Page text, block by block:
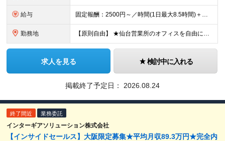
給与 固定報酬：2500円～／時間(1日最大8.5時間)＋高額インセンティブ ※上記の固定報酬時間額にインセンティブ（下記参照）が加算されます ※試用期間はございません 毎月25日締め（前月26日からカウ
勤務地 【原則自由】 ★仙台営業所のオフィスを自由に利用！ ★最寄駅から徒歩3分でアクセスも抜群！ ※業務都合により出社いただく場合あり ※転勤なし 【仙台営業所】 宮城県仙台市泉区泉中央一丁目9-2 ア
求人を見る 検討中に入れる
掲載終了予定日： 2026.08.24
終了間近 業務委託
インターギアソリューション株式会社
【インサイドセールス】大阪限定募集★平均月収89.3万円★完全内